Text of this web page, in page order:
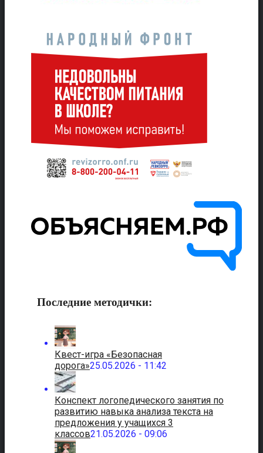
Последние методички:
Квест-игра «Безопасная
дорога»25.05.2026 - 11:42
Конспект логопедического занятия по
развитию навыка анализа текста на
предложения у учащихся 3
классов21.05.2026 - 09:06